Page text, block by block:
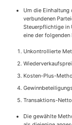
Um die
verbundenen
Steuerpflichtige in
eine der folgenden
Unkontrollierte
Kosten-Plus-
Transaktions-
Die gewählte